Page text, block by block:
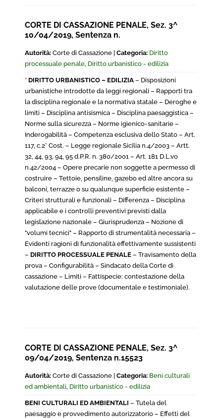
CORTE DI CASSAZIONE PENALE, Sez. 3^
10/04/2019, Sentenza n.
Autorità: Corte di Cassazione | Categoria: Diritto
processuale penale, Diritto urbanistico - edilizia
* DIRITTO URBANISTICO – EDILIZIA – Disposizioni
urbanistiche introdotte da leggi regionali – Rapporti tra
la disciplina regionale e la normativa statale – Deroghe e
limiti – Disciplina antisismica – Disciplina paesaggistica –
Norme sulla sicurezza – Norme igienico-sanitarie –
Inderogabilità – Competenza esclusiva dello Stato – Art.
117, c.2° Cost. – Legge regionale Sicilia n.4/2003 – Artt.
32, 44, 93, 94, 95 d.P.R. n. 380/2001 – Art. 181 D.L.vo
n.42/2004 – Opere precarie non soggette a permesso di
costruire – Tettoie, pensiline, gazebo ed altre ancora su
balconi, terrazze o su qualunque superficie esistente –
Criteri strutturali e funzionali – Differenza – Disciplina
applicabile e i controlli preventivi previsti dalla
legislazione nazionale – Giurisprudenza – Nozione di
"volumi tecnici" – Rapporto di strumentalità necessaria –
Evidenti ragioni di funzionalità effettivamente sussistenti
– DIRITTO PROCESSUALE PENALE – Travisamento della
prova – Configurabilità – Sindacato della Corte di
cassazione – Limiti – Fattispecie: contestazione della
valutazione delle prove (documentale e testimoniale).
CORTE DI CASSAZIONE PENALE, Sez. 3^
09/04/2019, Sentenza n.15523
Autorità: Corte di Cassazione | Categoria: Beni culturali
ed ambientali, Diritto urbanistico - edilizia
BENI CULTURALI ED AMBIENTALI – Tutela del
paesaggio e provvedimento autorizzatorio – Effetti del